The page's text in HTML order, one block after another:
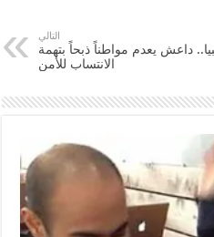
التالي
داعش يعدم مواطناً ذبحاً بتهمة
الانتساب للأمن